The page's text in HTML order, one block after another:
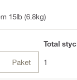
15lb (6.8kg)
Paket
Total
1